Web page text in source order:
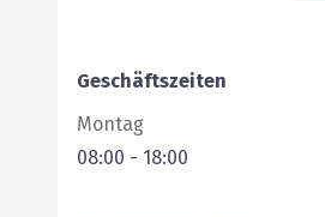
Geschäftszeiten
Montag
08:00 - 18:00